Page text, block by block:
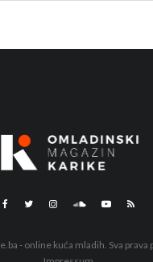
- online kuća mladih. Sva prava